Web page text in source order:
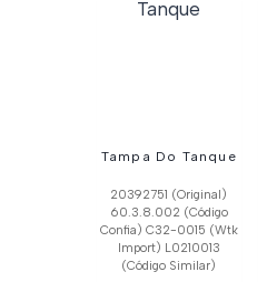
Tampa Do Tanque
20392751 (Original)
60.3.8.002 (Código
Confia) C32-0015 (Wtk
Import) L0210013
(Código Similar)